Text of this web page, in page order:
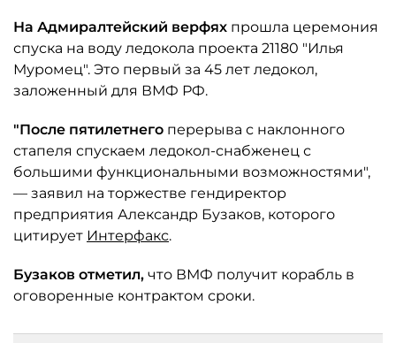
На Адмиралтейский верфях прошла церемония
спуска на воду ледокола проекта 21180 "Илья
Муромец". Это первый за 45 лет ледокол,
заложенный для ВМФ РФ.
"После пятилетнего перерыва с наклонного
стапеля спускаем ледокол-снабженец с
большими функциональными возможностями",
— заявил на торжестве гендиректор
предприятия Александр Бузаков, которого
цитирует Интерфакс.
Бузаков отметил, что ВМФ получит корабль в
оговоренные контрактом сроки.